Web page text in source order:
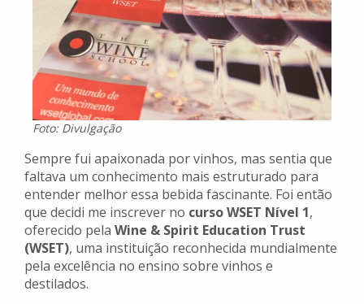
Foto: Divulgação
Sempre fui apaixonada por vinhos, mas sentia que
faltava um conhecimento mais estruturado para
entender melhor essa bebida fascinante. Foi então
que decidi me inscrever no curso WSET Nível 1,
oferecido pela Wine & Spirit Education Trust
(WSET), uma instituição reconhecida mundialmente
pela excelência no ensino sobre vinhos e
destilados.